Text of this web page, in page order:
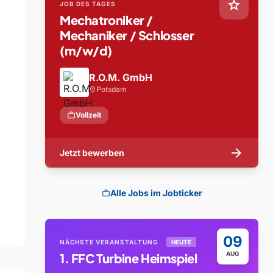
star
JOB DES TAGES
Mechatroniker /
Mechaniker / Schlosser
(m/w/d)
R.O.M. GmbH
location_on Potsdam
workVollzeit
Jetzt bewerben arrow_forward
workAlle Jobs im Jobticker
09
AUG
NÄCHSTE VERANSTALTUNG HEUTE
1. FFC Turbine Heimspiel